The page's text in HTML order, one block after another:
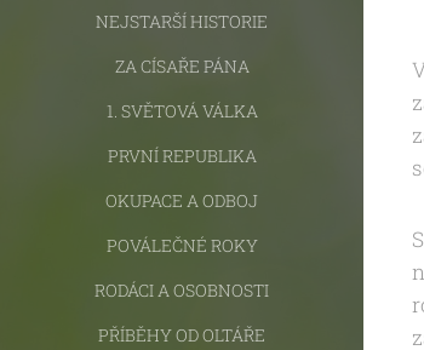
NEJSTARŠÍ HISTORIE
ZA CÍSAŘE PÁNA
1. SVĚTOVÁ VÁLKA
PRVNÍ REPUBLIKA
OKUPACE A ODBOJ
POVÁLEČNÉ ROKY
RODÁCI A OSOBNOSTI
PŘÍBĚHY OD OLTÁŘE